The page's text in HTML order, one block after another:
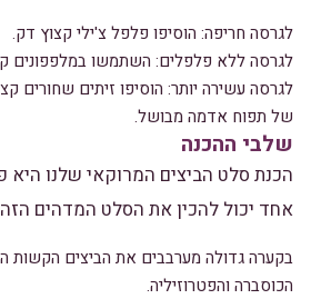
לגרסה חריפה: הוסיפו פלפל צ'ילי קצוץ דק.
לגרסה ללא פלפלים: השתמשו במלפפונים
לגרסה עשירה יותר: הוסיפו זיתים שחורים
של תפוח אדמה מבושל.
שלבי ההכנה
הכנת סלט הביצים המרוקאי שלנו היא
אחד יכול להכין את הסלט המדהים
בקערה גדולה מערבבים את הביצים הקשות
הכוסברה והפטרוזיליה.